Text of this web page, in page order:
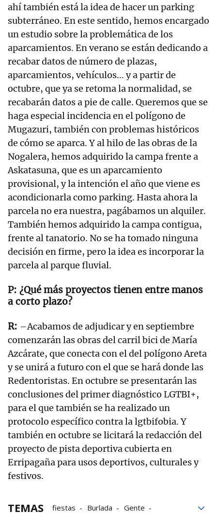
ahí también está la idea de hacer un parking
subterráneo. En este sentido, hemos encargado
un estudio sobre la problemática de los
aparcamientos. En verano se están dedicando a
recabar datos de número de plazas,
aparcamientos, vehículos... y a partir de
octubre, que ya se retoma la normalidad, se
recabarán datos a pie de calle. Queremos que se
haga especial incidencia en el polígono de
Mugazuri, también con problemas históricos
de cómo se aparca. Y al hilo de las obras de la
Nogalera, hemos adquirido la campa frente a
Askatasuna, que es un aparcamiento
provisional, y la intención el año que viene es
acondicionarla como parking. Hasta ahora la
parcela no era nuestra, pagábamos un alquiler.
También hemos adquirido la campa contigua,
frente al tanatorio. No se ha tomado ninguna
decisión en firme, pero la idea es incorporar la
parcela al parque fluvial.
¿Qué más proyectos tienen entre manos
a corto plazo?
–Acabamos de adjudicar y en septiembre
comenzarán las obras del carril bici de María
Azcárate, que conecta con el del polígono Areta
y se unirá a futuro con el que se hará donde las
Redentoristas. En octubre se presentarán las
conclusiones del primer diagnóstico LGTBI+,
para el que también se ha realizado un
protocolo específico contra la lgtbifobia. Y
también en octubre se licitará la redacción del
proyecto de pista deportiva cubierta en
Erripagaña para usos deportivos, culturales y
festivos.
TEMAS fiestas Burlada
Gente